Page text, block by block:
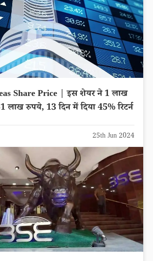
Share Price | इस शेयर ने 1 लाख
लाख रुपये, 13 दिन में दिया 45% रिटर्न
25th Jun 2024